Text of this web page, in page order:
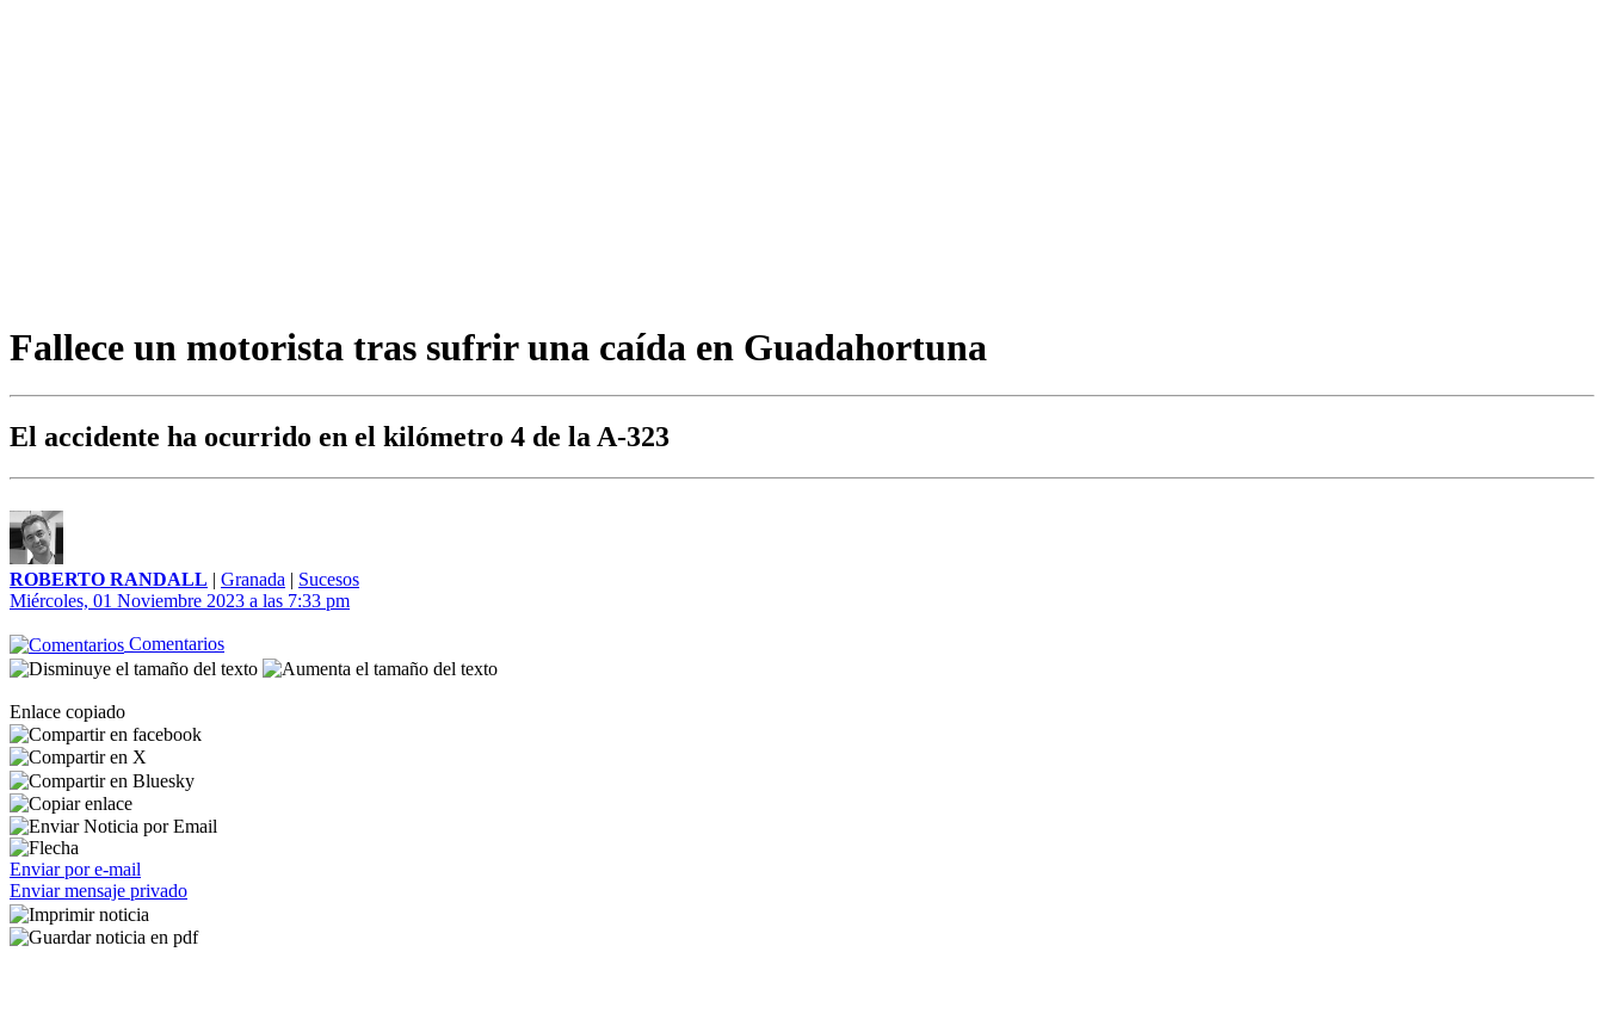
Fallece un motorista tras sufrir una caída en Guadahortuna
El accidente ha ocurrido en el kilómetro 4 de la A-323
ROBERTO RANDALL | Granada | Sucesos
Miércoles, 01 Noviembre 2023 a las 7:33 pm
Comentarios
Enlace copiado
Enviar por e-mail
Enviar mensaje privado